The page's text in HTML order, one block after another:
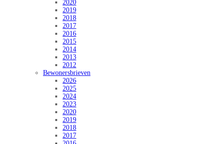
2020
2019
2018
2017
2016
2015
2014
2013
2012
Bewonersbrieven
2026
2025
2024
2023
2020
2019
2018
2017